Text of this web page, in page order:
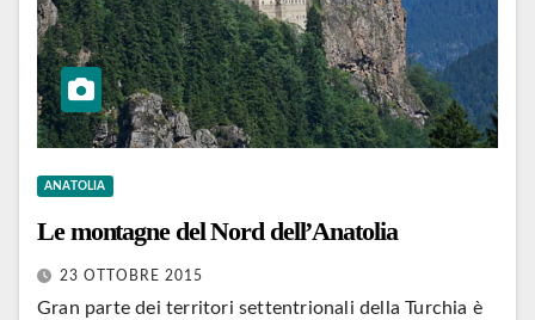
ANATOLIA
Le montagne del Nord dell’Anatolia
23 OTTOBRE 2015
Gran parte dei territori settentrionali della Turchia è